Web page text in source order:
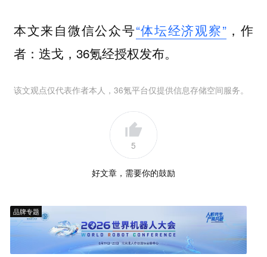
本文来自微信公众号“体坛经济观察”，作
者：迭戈，36氪经授权发布。
该文观点仅代表作者本人，36氪平台仅提供信息存储空间服务。
5
好文章，需要你的鼓励
品牌专题